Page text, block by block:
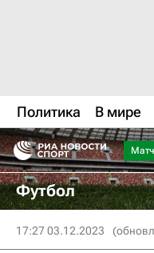
Политика В мире
Футбол
17:27 03.12.2023